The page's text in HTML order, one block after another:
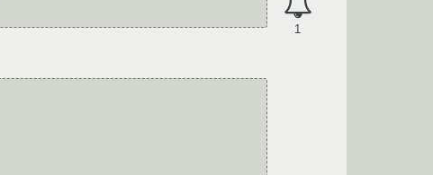
1